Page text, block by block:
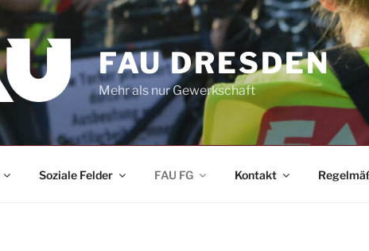
FAU DRESDEN
Mehr als nur Gewerkschaft
Soziale Felder FAU FG Kontakt